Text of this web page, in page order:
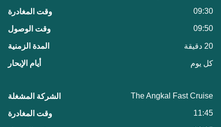
09:30
09:50
20 دقيقة
كل يوم
The Angkal Fast Cruise
11:45